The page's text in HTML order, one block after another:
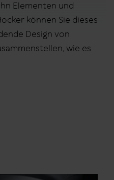
Elementen und
können Sie dieses
Design von
wie es